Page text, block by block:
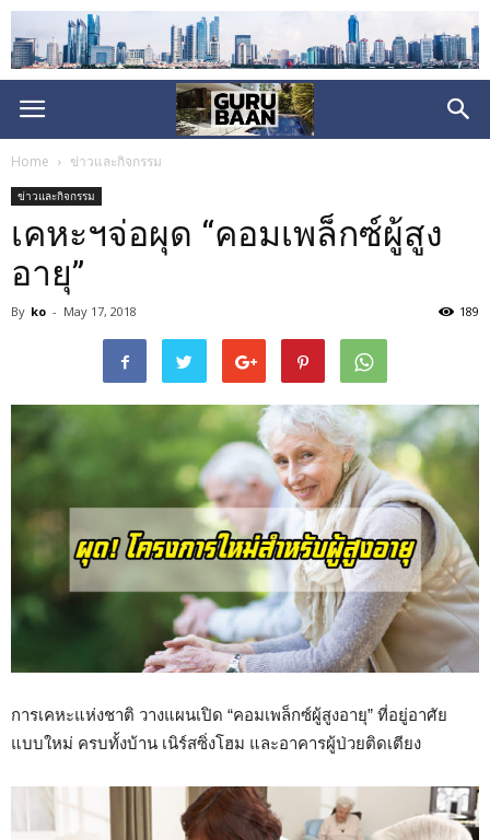
Home ข่าวและกิจกรรม
ข่าวและกิจกรรม
เคหะฯจ่อผุด “คอมเพล็กซ์ผู้สูง
อายุ”
By ko - May 17, 2018 189
การเคหะแห่งชาติ วางแผนเปิด “คอมเพล็กซ์ผู้สูงอายุ” ที่อยู่อาศัย
แบบใหม่ ครบทั้งบ้าน เนิร์สซิ่งโฮม และอาคารผู้ป่วยติดเตียง